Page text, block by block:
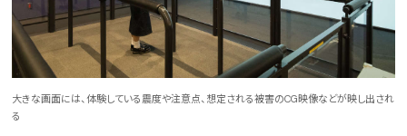
大きな画面には、体験している震度や注意点、想定される被害のCG映像などが映し出され
る